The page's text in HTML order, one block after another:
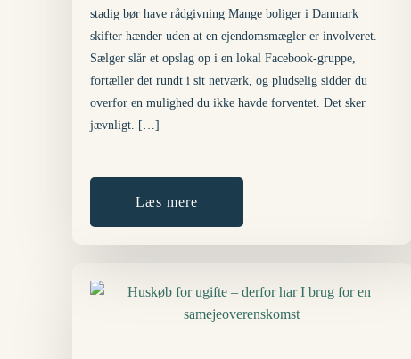
stadig bør have rådgivning Mange boliger i Danmark
skifter hænder uden at en ejendomsmægler er involveret.
Sælger slår et opslag op i en lokal Facebook-gruppe,
fortæller det rundt i sit netværk, og pludselig sidder du
overfor en mulighed du ikke havde forventet. Det sker
jævnligt. […]
Læs mere